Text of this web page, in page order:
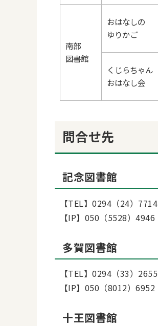
南部
図書館
おはなしの
ゆりかご
くじらちゃん
おはなし会
問合せ先
記念図書館
【TEL】0294（24）7714
【IP】050（5528）4946
多賀図書館
【TEL】0294（33）2655
【IP】050（8012）6952
十王図書館